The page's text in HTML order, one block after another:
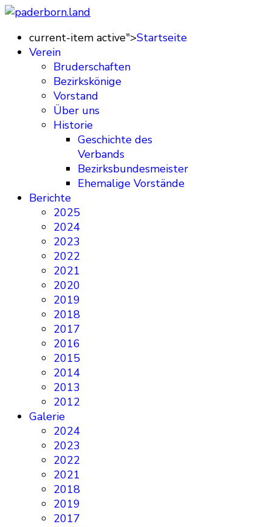
current-item active">Startseite
Verein
Bruderschaften
Bezirkskönige
Vorstand
Über uns
Historie
Geschichte des
Verbands
Bezirksbundesmeister
Ehemalige Vorstände
Berichte
2025
2024
2023
2022
2021
2020
2019
2018
2017
2016
2015
2014
2013
2012
Galerie
2024
2023
2022
2021
2018
2019
2017